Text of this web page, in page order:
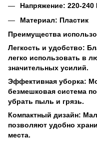
Напряжение: 220-240
Материал: Пластик
Преимущества
Легкость и удобство:
легко использовать в
значительных усилий.
Эффективная уборка:
безмешковая система
убрать пыль и грязь.
Компактный дизайн:
позволяют удобно
места.